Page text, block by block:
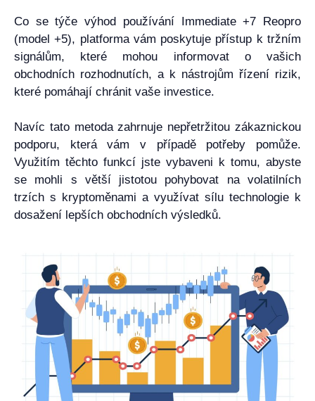
Co se týče výhod používání Immediate +7 Reopro
(model +5), platforma vám poskytuje přístup k tržním
signálům, které mohou informovat o vašich
obchodních rozhodnutích, a k nástrojům řízení rizik,
které pomáhají chránit vaše investice.
Navíc tato metoda zahrnuje nepřetržitou zákaznickou
podporu, která vám v případě potřeby pomůže.
Využitím těchto funkcí jste vybaveni k tomu, abyste
se mohli s větší jistotou pohybovat na volatilních
trzích s kryptoměnami a využívat sílu technologie k
dosažení lepších obchodních výsledků.